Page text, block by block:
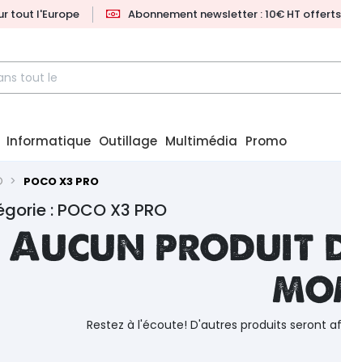
tout l'Europe Abonnement newsletter : 10€ HT offerts
Informatique Outillage Multimédia Promo
POCO X3 PRO
: POCO X3 PRO
Aucun produit
Restez à l'écoute! D'autres produits seront